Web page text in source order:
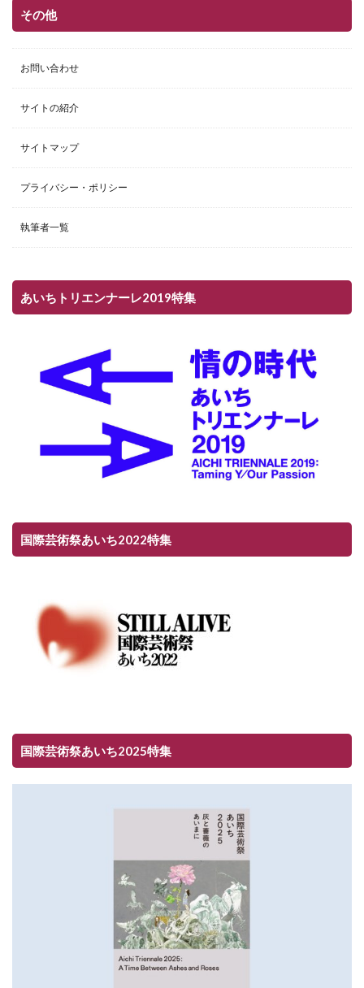
その他
お問い合わせ
サイトの紹介
サイトマップ
プライバシー・ポリシー
執筆者一覧
あいちトリエンナーレ2019特集
国際芸術祭あいち2022特集
国際芸術祭あいち2025特集